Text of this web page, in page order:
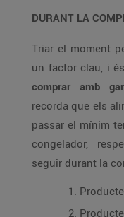
DURANT LA
Triar el moment
un factor clau, i
comprar amb
recorda que els
passar el mínim
congelador,
seguir durant la